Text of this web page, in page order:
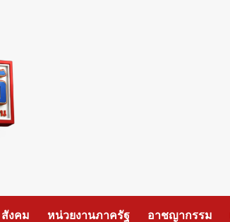
สังคม หน่วยงานภาครัฐ อาชญากรรม